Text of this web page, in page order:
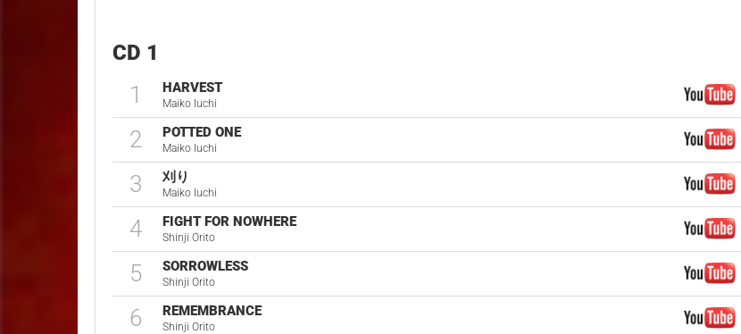
CD 1
1 HARVEST
Maiko Iuchi
2 POTTED ONE
Maiko Iuchi
3 刈り
Maiko Iuchi
4 FIGHT FOR NOWHERE
Shinji Orito
5 SORROWLESS
Shinji Orito
6 REMEMBRANCE
Shinji Orito